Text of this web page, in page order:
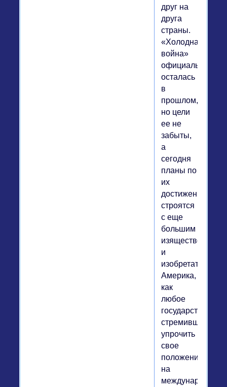
друг на
друга
страны.
«Холодная
война»
официально
осталась
в
прошлом,
но цели
ее не
забыты,
а
сегодня
планы по
их
достижению
строятся
с еще
большим
изяществом
и
Америка,
как
любое
государство,
стремившееся
упрочить
свое
положение
на
международной